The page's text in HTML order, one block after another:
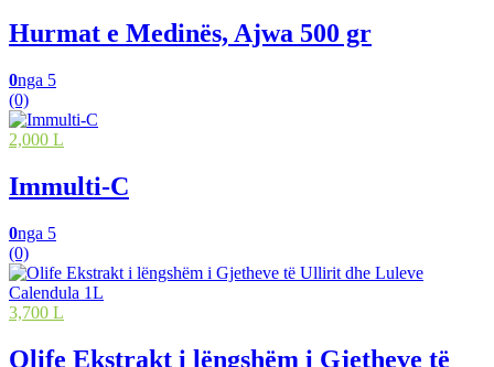
Hurmat e Medinës, Ajwa 500 gr
0nga 5
(0)
2,000 L
Immulti-C
0nga 5
(0)
3,700 L
Olife Ekstrakt i lëngshëm i Gjetheve të